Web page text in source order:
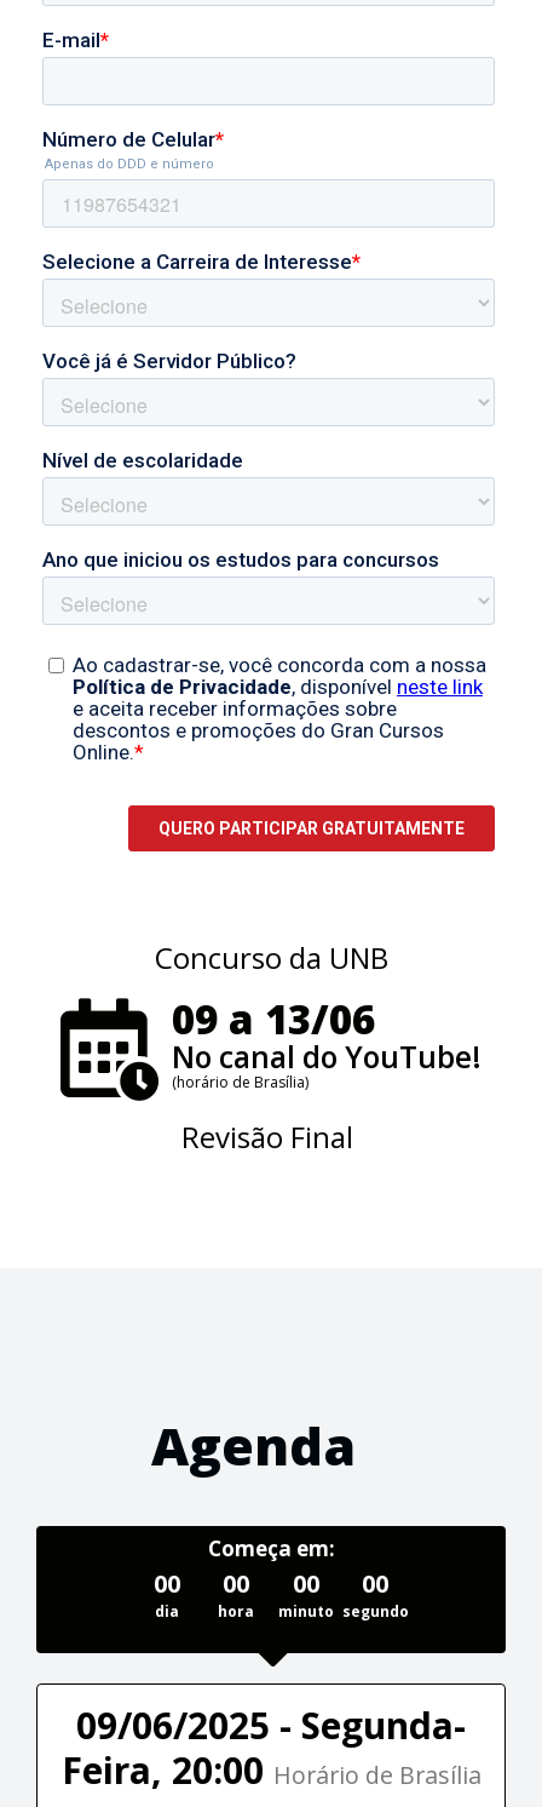
Concurso da UNB
09 a 13/06
No canal do YouTube!
(horário de Brasília)
Revisão Final
Agenda
Começa em:
00
dia
00
hora
00
minuto
00
segundo
09/06/2025 - Segunda-
Feira, 20:00 Horário de Brasília